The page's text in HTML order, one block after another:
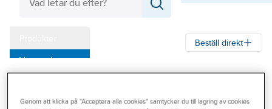
Varumärken
Outlet
Beställ direkt
Genom att klicka på "Acceptera alla cookies" samtycker du till lagring av cookies